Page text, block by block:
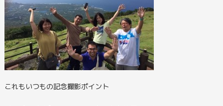
これもいつもの記念撮影ポイント